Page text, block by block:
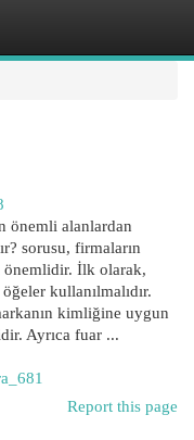
önemli alanlardan
sorusu, firmaların
önemlidir. İlk olarak,
kullanılmalıdır.
kimliğine uygun
Ayrıca fuar ...
Report this page